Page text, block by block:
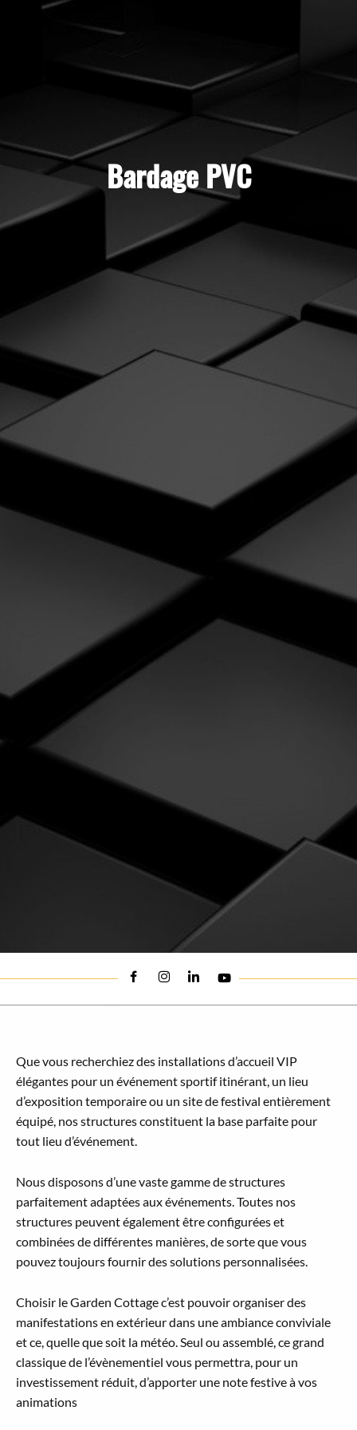
Bardage PVC
Que vous recherchiez des installations d’accueil VIP
élégantes pour un événement sportif itinérant, un lieu
d’exposition temporaire ou un site de festival entièrement
équipé, nos structures constituent la base parfaite pour
tout lieu d’événement.
Nous disposons d’une vaste gamme de structures
parfaitement adaptées aux événements. Toutes nos
structures peuvent également être configurées et
combinées de différentes manières, de sorte que vous
pouvez toujours fournir des solutions personnalisées.
Choisir le Garden Cottage c’est pouvoir organiser des
manifestations en extérieur dans une ambiance conviviale
et ce, quelle que soit la météo. Seul ou assemblé, ce grand
classique de l’évènementiel vous permettra, pour un
investissement réduit, d’apporter une note festive à vos
animations